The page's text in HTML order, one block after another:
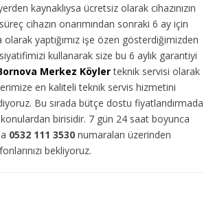
kaynaklıysa ücretsiz olarak cihazınızın
süreç cihazın onarımından sonraki 6 ay için
yaptığımız işe özen gösterdiğimizden
kullanarak size bu 6 aylık garantiyi
Merkez Köyler teknik servisi olarak
en kaliteli teknik servis hizmetini
Bu sırada bütçe dostu fiyatlandırmada
birisidir. 7 gün 24 saat boyunca
0532 111 3530 numaraları üzerinden
bekliyoruz.